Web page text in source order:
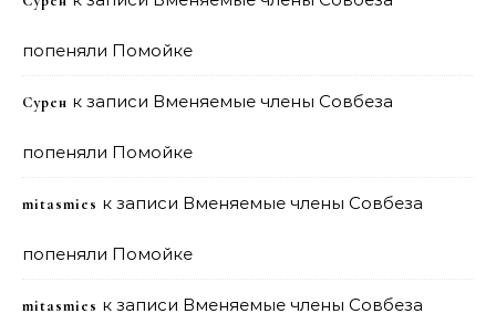
попеняли Помойке
Сурен к записи Вменяемые члены Совбеза
попеняли Помойке
mitasmies к записи Вменяемые члены Совбеза
попеняли Помойке
mitasmies к записи Вменяемые члены Совбеза